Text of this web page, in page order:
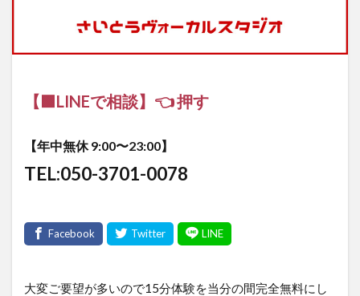
【🟩LINEで相談】👈 押す
【年中無休 9:00〜23:00】
TEL:050-3701-0078
大変ご要望が多いので15分体験を当分の間完全無料にし